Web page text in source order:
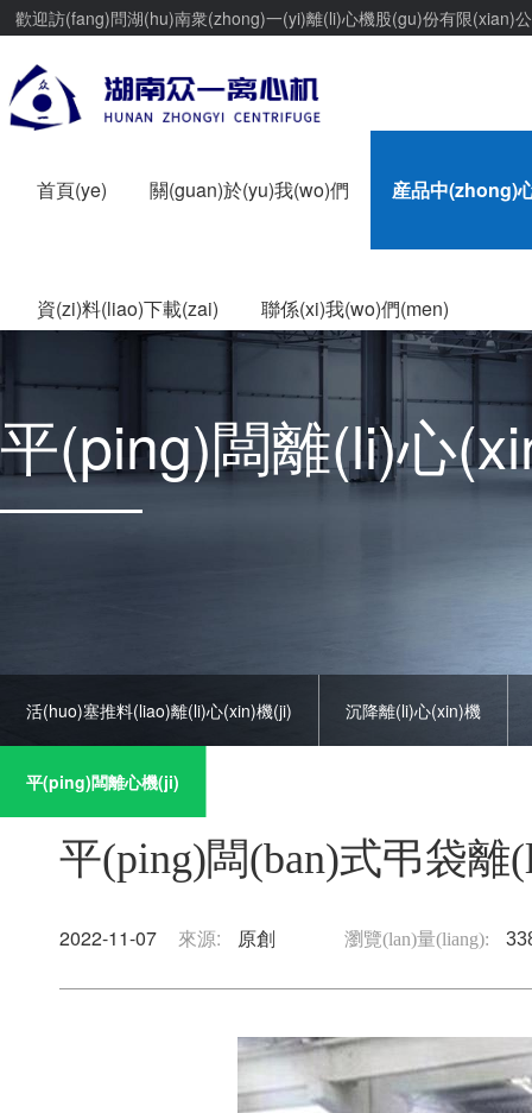
歡迎訪(fang)問湖(hu)南衆(zhong)一(yi)離(li)心機股(gu)份有限(xian)
首頁(ye) 關(guan)於(yu)我(wo)們 産品中(zhong)
資(zi)料(liao)下載(zai) 聯係(xi)我(wo)們(men)
平(ping)闆離(li)心
活(huo)塞推料(liao)離(li)心(xin)機(ji) 沉降離(li)心(xin)機
平(ping)闆離心機(ji)
平(ping)闆(ban)式弔袋
2022-11-07 來源: 原創 瀏覽(lan)量(liang):